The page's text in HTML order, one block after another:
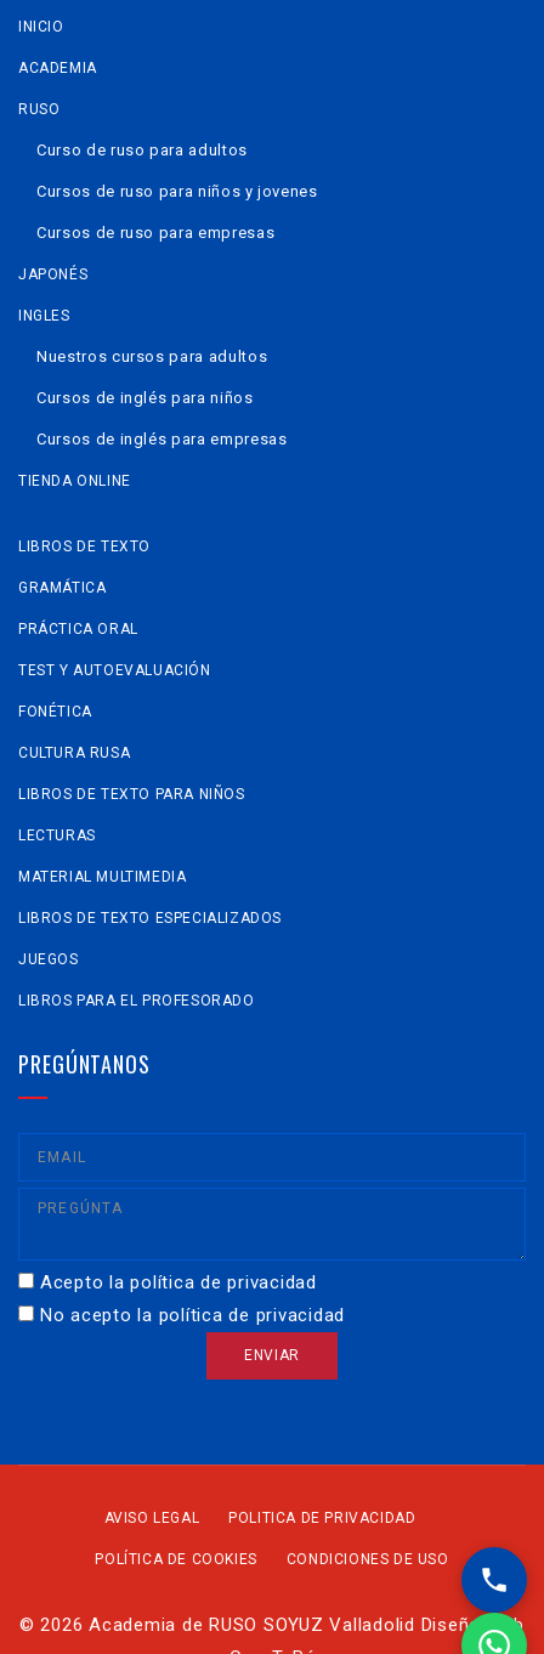
INICIO
ACADEMIA
RUSO
Curso de ruso para adultos
Cursos de ruso para niños y jovenes
Cursos de ruso para empresas
JAPONÉS
INGLES
Nuestros cursos para adultos
Cursos de inglés para niños
Cursos de inglés para empresas
TIENDA ONLINE
LIBROS DE TEXTO
GRAMÁTICA
PRÁCTICA ORAL
TEST Y AUTOEVALUACIÓN
FONÉTICA
CULTURA RUSA
LIBROS DE TEXTO PARA NIÑOS
LECTURAS
MATERIAL MULTIMEDIA
LIBROS DE TEXTO ESPECIALIZADOS
JUEGOS
LIBROS PARA EL PROFESORADO
PREGÚNTANOS
Acepto la política de privacidad
No acepto la política de privacidad
AVISO LEGAL POLITICA DE PRIVACIDAD
POLÍTICA DE COOKIES CONDICIONES DE USO
© 2026 Academia de RUSO SOYUZ Valladolid Diseño Web